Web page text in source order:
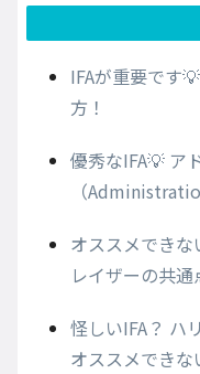
IFAが重要です
方！
優秀なIFA💡 ア
（
オススメできな
レイザーの共通
怪しいIFA？ ハ
オススメできな